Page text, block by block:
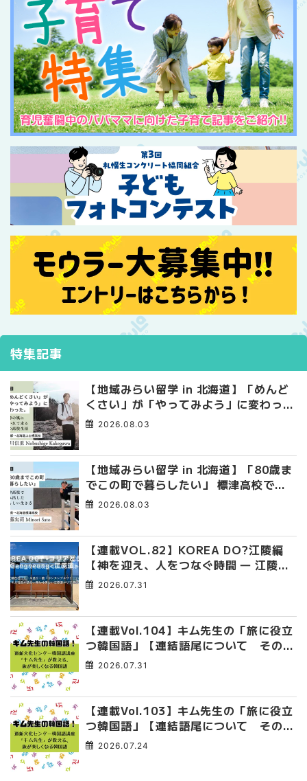
特集記事
【地域みらい留学 in 北海道】「めんど
くさい」が「やってみよう」に変わっ
た。 十勝の風に吹かれて走る、僕の泥
2026.08.03
【地域みらい留学 in 北海道】「80歳ま
でこの町で暮らしたい」 標津高校で踏
み出した、私らしい生き方
2026.08.03
【連載VOL.82】KOREA DO?江陵編
【神を迎え、人をつなぐ時間 ― 江陵端
午祭 】
2026.07.31
【連載Vol.104】キム先生の「旅に役立
つ韓国語」【連結語尾について その
4】2026.07.31
【連載Vol.103】キム先生の「旅に役立
つ韓国語」【連結語尾について その
3】2026.07.24